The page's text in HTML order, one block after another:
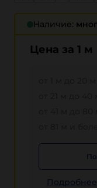
Наличие:
Цена за 1 м